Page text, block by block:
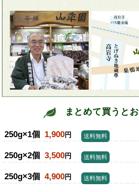
まとめて買うとお
250g×1個 1,900円 送料無料
250g×2個 3,500円 送料無料
250g×3個 4,900円 送料無料